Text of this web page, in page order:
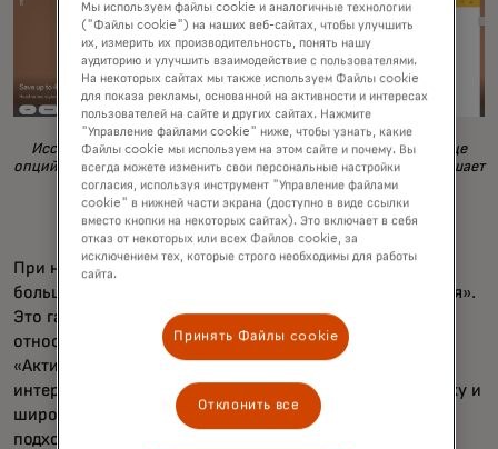
Исследование показало, что размещение на главной странице
опций навигации по категориям или видам деятельности повышает
вероятность того, что пользователи найдут товары, не
относящиеся к обуви.
При наличии обоих вариантов навигации клиенты с
большей вероятностью выбирали категорию «Действия».
Это гарантирует, что посетитель найдет товар, не
относящийся к обуви, поскольку опция навигации
«Активность» направляет пользователей к сюжетной
интерактивной странице, включающей баннер-заставку и
широкий выбор одежды, обуви и аксессуаров,
подходящих для выбранной активности. Эта опция
Мы используем файлы cookie и аналогичные технологии
("Файлы cookie") на наших веб-сайтах, чтобы улучшить
их, измерить их производительность, понять нашу
аудиторию и улучшить взаимодействие с пользователями.
На некоторых сайтах мы также используем Файлы cookie
для показа рекламы, основанной на активности и интересах
пользователей на сайте и других сайтах. Нажмите
"Управление файлами cookie" ниже, чтобы узнать, какие
Файлы cookie мы используем на этом сайте и почему. Вы
всегда можете изменить свои персональные настройки
согласия, используя инструмент "Управление файлами
cookie" в нижней части экрана (доступно в виде ссылки
вместо кнопки на некоторых сайтах). Это включает в себя
отказ от некоторых или всех Файлов cookie, за
исключением тех, которые строго необходимы для работы
сайта.
Принять Файлы cookie
Отклонить все